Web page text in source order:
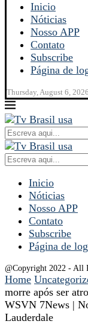
Inicio
Nóticias
Nosso APP
Contato
Subscribe
Página de
Thursday, August 6, 2026
Inicio
Nóticias
Nosso APP
Contato
Subscribe
Página de
@Copyright 2022 - All
Home
morre após ser
WSVN 7News |
Lauderdale